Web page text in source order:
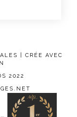
| CRÉE AVEC